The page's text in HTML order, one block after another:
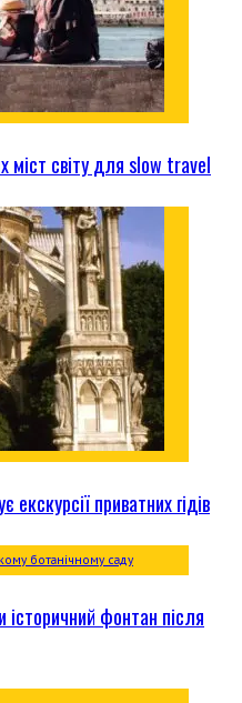
міст світу для slow travel
приватних гідів
фонтан після